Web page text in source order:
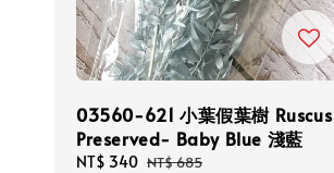
03560-621 小葉假葉樹 Ruscus
Preserved- Baby Blue 淺藍
Sale
NT$ 340 Regular
NT$ 685